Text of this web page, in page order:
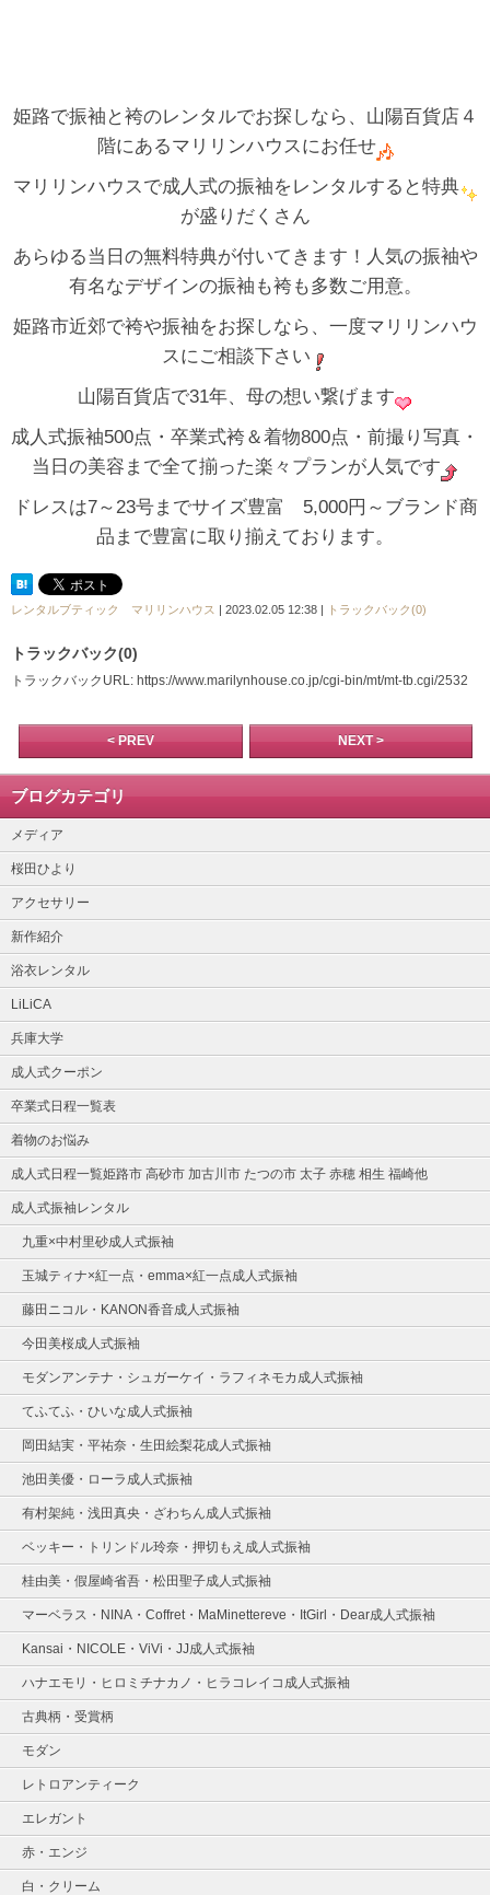
姫路で振袖と袴のレンタルでお探しなら、山陽百貨店４
階にあるマリリンハウスにお任せ
マリリンハウスで成人式の振袖をレンタルすると特典
が盛りだくさん
あらゆる当日の無料特典が付いてきます！人気の振袖や
有名なデザインの振袖も袴も多数ご用意。
姫路市近郊で袴や振袖をお探しなら、一度マリリンハウ
スにご相談下さい
山陽百貨店で31年、母の想い繋げます
成人式振袖500点・卒業式袴＆着物800点・前撮り写真・
当日の美容まで全て揃った楽々プランが人気です
ドレスは7～23号までサイズ豊富 5,000円～ブランド商
品まで豊富に取り揃えております。
レンタルブティック マリリンハウス | 2023.02.05 12:38 | トラックバック(0)
トラックバック(0)
トラックバックURL: https://www.marilynhouse.co.jp/cgi-bin/mt/mt-tb.cgi/2532
< PREV NEXT >
ブログカテゴリ
メディア
桜田ひより
アクセサリー
新作紹介
浴衣レンタル
LiLiCA
兵庫大学
成人式クーポン
卒業式日程一覧表
着物のお悩み
成人式日程一覧姫路市 高砂市 加古川市 たつの市 太子 赤穂 相生 福崎他
成人式振袖レンタル
九重×中村里砂成人式振袖
玉城ティナ×紅一点・emma×紅一点成人式振袖
藤田ニコル・KANON香音成人式振袖
今田美桜成人式振袖
モダンアンテナ・シュガーケイ・ラフィネモカ成人式振袖
てふてふ・ひいな成人式振袖
岡田結実・平祐奈・生田絵梨花成人式振袖
池田美優・ローラ成人式振袖
有村架純・浅田真央・ざわちん成人式振袖
ベッキー・トリンドル玲奈・押切もえ成人式振袖
桂由美・假屋崎省吾・松田聖子成人式振袖
マーベラス・NINA・Coffret・MaMinettereve・ItGirl・Dear成人式振袖
Kansai・NICOLE・ViVi・JJ成人式振袖
ハナエモリ・ヒロミチナカノ・ヒラコレイコ成人式振袖
古典柄・受賞柄
モダン
レトロアンティーク
エレガント
赤・エンジ
白・クリーム